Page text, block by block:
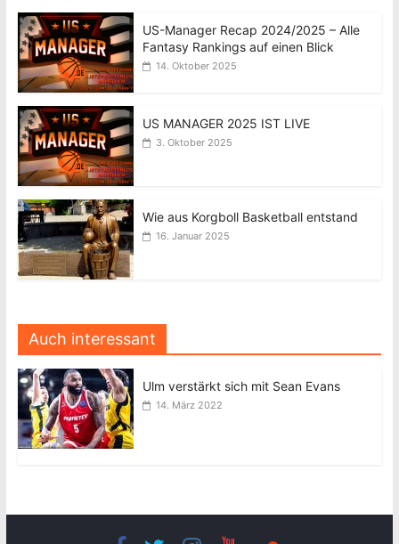
US-Manager Recap 2024/2025 – Alle
Fantasy Rankings auf einen Blick
14. Oktober 2025
US MANAGER 2025 IST LIVE
3. Oktober 2025
Wie aus Korgboll Basketball entstand
16. Januar 2025
Auch interessant
Ulm verstärkt sich mit Sean Evans
14. März 2022